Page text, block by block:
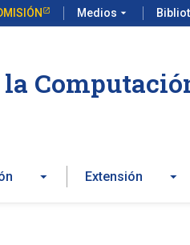
Medios arrow_drop_down
Extensión